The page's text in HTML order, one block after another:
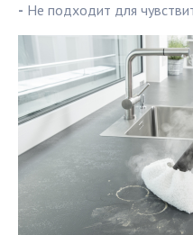
- Не подходит для